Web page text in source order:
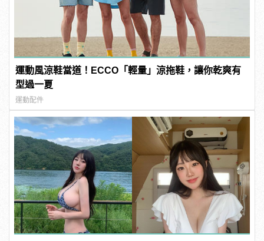
運動風涼鞋當道！ECCO「輕量」涼拖鞋，讓你乾爽有
型過一夏
運動配件